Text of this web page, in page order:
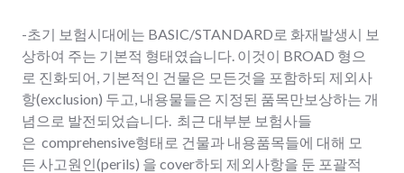
-초기 보험시대에는 BASIC/STANDARD로 화재발생시 보
상하여 주는 기본적 형태였습니다. 이것이 BROAD 형으
로 진화되어, 기본적인 건물은 모든것을 포함하되 제외사
항(exclusion) 두고, 내용물들은 지정된 품목만보상하는 개
념으로 발전되었습니다. 최근 대부분 보험사들
은 comprehensive형태로 건물과 내용품목들에 대해 모
든 사고원인(perils) 을 cover하되 제외사항을 둔 포괄적